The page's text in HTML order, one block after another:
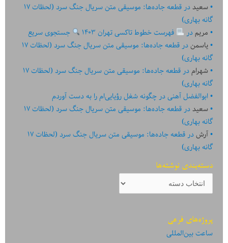
سعیددر
قطعه جاده‌ها: موسیقی متن سریال جنگ سرد (لحظات ۱۷
گانه بهاری)
مریمدر فهرست خطوط تاکسی تهران ۱۴۰۳
جستجوی سریع
یاسمندر
قطعه جاده‌ها: موسیقی متن سریال جنگ سرد (لحظات ۱۷
گانه بهاری)
شهرامدر
قطعه جاده‌ها: موسیقی متن سریال جنگ سرد (لحظات ۱۷
گانه بهاری)
ابوالفضل آهنیدر چگونه شغل رؤیایی‌ام را به دست آوردم
سعیددر
قطعه جاده‌ها: موسیقی متن سریال جنگ سرد (لحظات ۱۷
گانه بهاری)
آرشدر
قطعه جاده‌ها: موسیقی متن سریال جنگ سرد (لحظات ۱۷
گانه بهاری)
دسته‌بندی نوشته‌ها
دسته‌بندی
نوشته‌ها
پروژه‌های فرعی
ساعت بین‌المللی